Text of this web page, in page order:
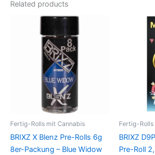
Related products
Fertig-Rolls mit Cannabis
BRIXZ X Blenz Pre-Rolls 6g
8er-Packung – Blue Widow
Fertig-
BRIXZ
Pre-Roll